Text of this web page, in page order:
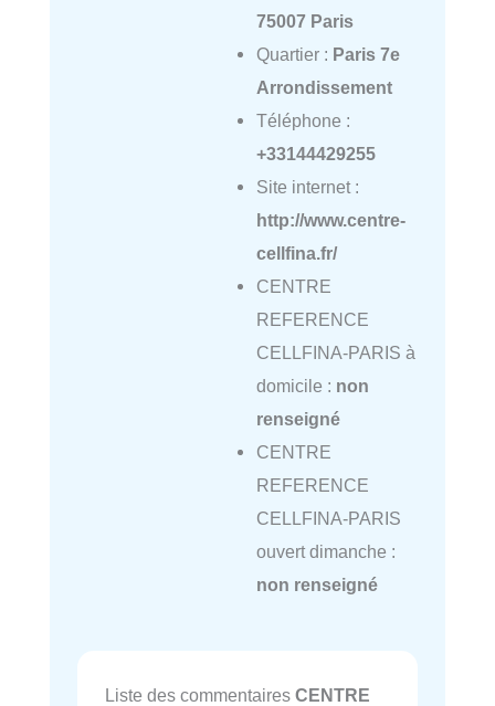
75007 Paris
Quartier : Paris 7e
Arrondissement
Téléphone :
+33144429255
Site internet :
http://www.centre-
cellfina.fr/
CENTRE
REFERENCE
CELLFINA-PARIS à
domicile : non
renseigné
CENTRE
REFERENCE
CELLFINA-PARIS
ouvert dimanche :
non renseigné
Liste des commentaires CENTRE